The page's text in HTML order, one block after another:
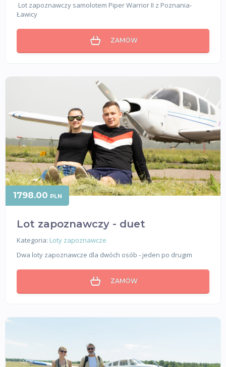
Lot zapoznawczy samolotem Piper Warrior II z Poznania-
Ławicy
ZAMÓW
Lot zapoznawczy - duet
Kategoria: Loty zapoznawcze
Dwa loty zapoznawcze dla dwóch osób - jeden po drugim
1798.00 PLN
ZAMÓW